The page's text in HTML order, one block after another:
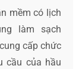
mềm có lịch
làm sạch
cấp chức
cầu của hầu